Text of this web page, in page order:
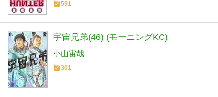
591
宇宙兄弟(46) (モーニングKC)
小山宙哉
301